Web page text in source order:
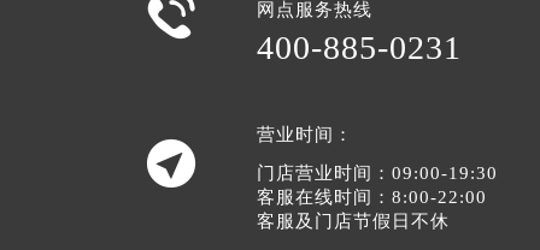
内蒙古自治区阿拉善盟市左旗土尔
内蒙古自治区巴彦淖尔市临河区新
内蒙古自治区赤峰市红山区哈达街
内蒙古自治区呼伦贝尔市海拉尔区
内蒙古自治区通辽市科尔沁区明仁
 网点服务热线
400-885-0231

营业时间：
门店营业时间：09:00-19:30
客服在线时间：8:00-22:00
客服及门店节假日不休